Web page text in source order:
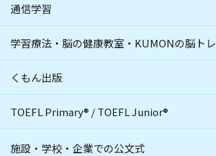
通信学習
学習療法・脳の健康教室・KUMONの脳トレ
くもん出版
TOEFL Primary® /TOEFL Junior®
施設・学校・企業での公文式